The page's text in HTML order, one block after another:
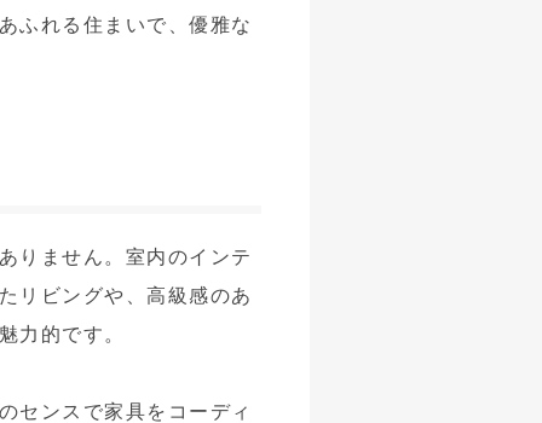
ふれる住まいで、優雅な
りません。室内のインテ
リビングや、高級感のあ
力的です。
センスで家具をコーディ